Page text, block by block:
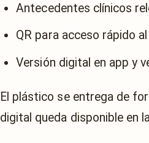
Antecedentes clínicos
QR para acceso rápido
Versión digital en app y
El plástico se entrega de
digital queda disponible en